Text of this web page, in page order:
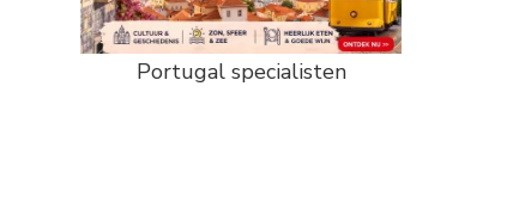
Portugal specialisten